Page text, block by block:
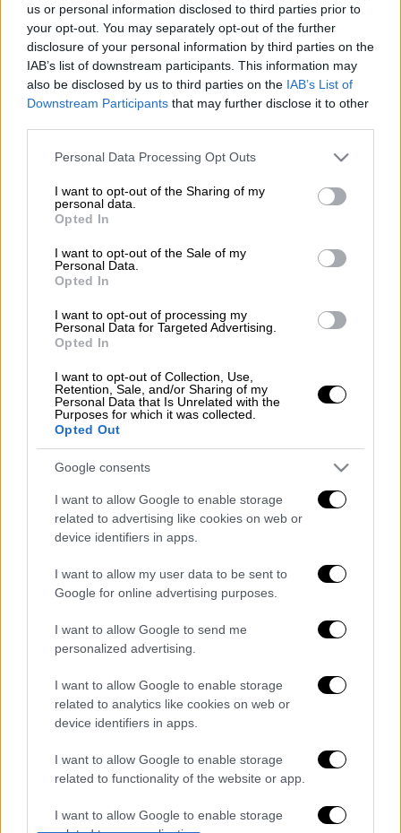
us or personal information disclosed to third parties prior to
your opt-out. You may separately opt-out of the further
disclosure of your personal information by third parties on the
IAB’s list of downstream participants. This information may
also be disclosed by us to third parties on the IAB’s List of
Downstream Participants that may further disclose it to other
Please note that this website/app uses one or more Google
not limited to your visit or usage behaviour. You may click to
grant or deny consent to Google and its third-party tags to
use your data for below specified purposes in below Google
consent section.
Personal Data Processing Opt Outs
I want to opt-out of the Sharing of my
personal data.
Opted In
I want to opt-out of the Sale of my
Personal Data.
Opted In
I want to opt-out of processing my
Personal Data for Targeted Advertising.
Opted In
I want to opt-out of Collection, Use,
Retention, Sale, and/or Sharing of my
Personal Data that Is Unrelated with the
Purposes for which it was collected.
Opted Out
Google consents
I want to allow Google to enable storage
related to advertising like cookies on web or
device identifiers in apps.
I want to allow my user data to be sent to
Google for online advertising purposes.
I want to allow Google to send me
personalized advertising.
I want to allow Google to enable storage
related to analytics like cookies on web or
device identifiers in apps.
I want to allow Google to enable storage
related to functionality of the website or app.
I want to allow Google to enable storage
Προσθέστε το ΕΘΝΟΣ στη Google
Οι περισσότεροι θεωρούν πως από τη
στιγμή που έβαλαν λίγοαντηλιακό πάνω στο
δέρμα τους, αυτομάτως προστατεύτηκαν
αντηλιακού είναι τέχνη. Ok, δεν είναι και
πυρηνική φυσική, αλλά δεν μπορούμε να το
αντιμετωπίζουμε και τόσο χαλαρά. Και
δυστυχώς κάπως έτσι, μαθαίνουμε με την
σκληρή μέθοδο πως κάποια σημεία μας
ξέφυγαν, με αποτέλεσμα να καούμε. Έστω
Διαβάστε περισσότερα στοk-mag.gr
Τα σχολιά σας δημοσιεύονται άμεσα με δική σας ευθύνη. Το
ΕΘΝΟΣ θα παρεμβαίνει και τα προσβλητικά σχόλια θα
καταχώρηση
Διαβάστε ακόμη
Η «ακτινογραφία» της καταστροφής από
εκτάσεις που κάηκαν και η επόμενη μέρα
του δάσους
που έκρυβε ο γιος του στον καταψύκτη -
«Τον αγαπούσε παθολογικά»